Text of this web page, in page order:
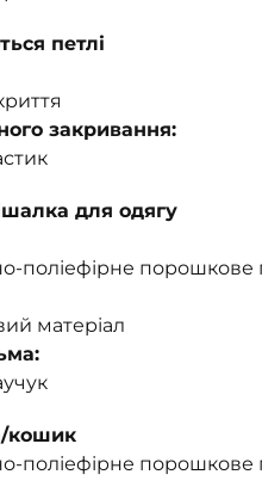
петлі
закривання:
для одягу
поліефірне порошкове
матеріал
кошик
поліефірне порошкове